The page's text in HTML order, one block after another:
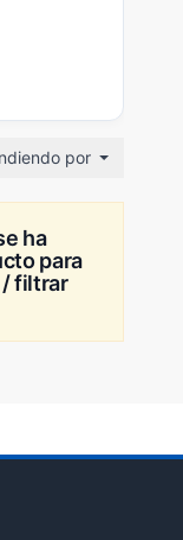
por nombre
ha
para
/ filtrar